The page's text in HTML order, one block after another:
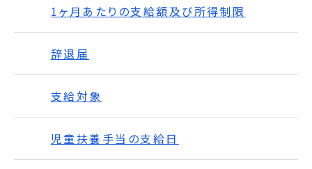
1ヶ月あたりの支給額及び所得制限
辞退届
支給対象
児童扶養手当の支給日